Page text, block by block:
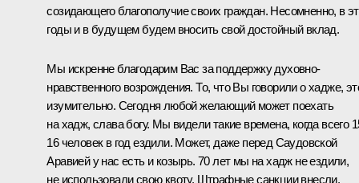
созидающего благополучие своих граждан. Несомненно, в
годы и в будущем будем вносить свой достойный вклад.
Мы искренне благодарим Вас за поддержку духовно-
нравственного возрождения. То, что Вы говорили о хадже,
изумительно. Сегодня любой желающий может поехать
на хадж, слава богу. Мы видели такие времена, когда всего
16 человек в год ездили. Может, даже перед Саудовской
Аравией у нас есть и козырь. 70 лет мы на хадж не ездили,
не использовали свою квоту. Штрафные санкции внесли.